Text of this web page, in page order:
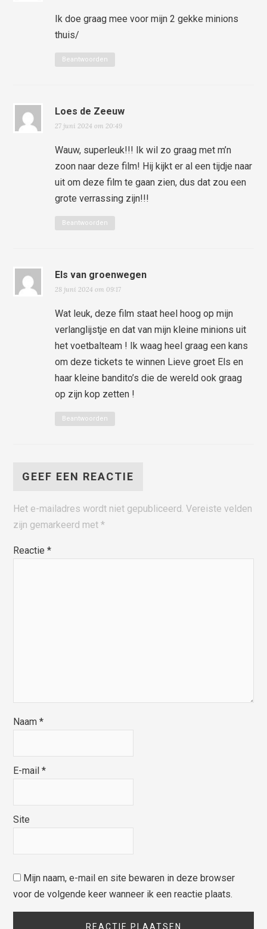
Ik doe graag mee voor mijn 2 gekke minions
thuis/
Beantwoorden
Loes de Zeeuw
27 juni 2024 om 20:49
Wauw, superleuk!!! Ik wil zo graag met m’n
zoon naar deze film! Hij kijkt er al een tijdje naar
uit om deze film te gaan zien, dus dat zou een
grote verrassing zijn!!!
Beantwoorden
Els van groenwegen
28 juni 2024 om 09:17
Wat leuk, deze film staat heel hoog op mijn
verlanglijstje en dat van mijn kleine minions uit
het voetbalteam ! Ik waag heel graag een kans
om deze tickets te winnen Lieve groet Els en
haar kleine bandito’s die de wereld ook graag
op zijn kop zetten !
Beantwoorden
GEEF EEN REACTIE
Het e-mailadres wordt niet gepubliceerd. Vereiste velden
zijn gemarkeerd met*
Reactie*
Naam*
E-mail*
Site
Mijn naam, e-mail en site bewaren in deze browser
voor de volgende keer wanneer ik een reactie plaats.